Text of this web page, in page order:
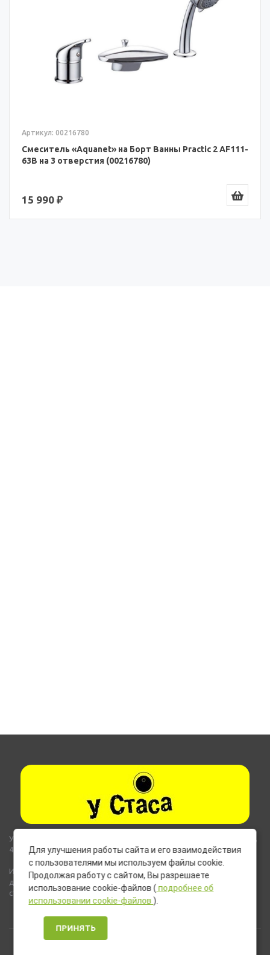
Артикул: 00216780
Смеситель «Aquanet» на Борт Ванны Practic 2 AF111-
63B на 3 отверстия (00216780)
15 990 ₽
Указанные на сайте цены не являются публичной офертой (ст.435,
437 ГК РФ).
Используемые на сайте изображения товаров могут включать
дополнительное оборудование и компоненты, не входящие в
стандартную комплектацию товара.
Для улучшения работы сайта и его взаимодействия
с пользователями мы используем файлы cookie.
Продолжая работу с сайтом, Вы разрешаете
использование cookie-файлов ( подробнее об
использовании cookie-файлов ).
ПРИНЯТЬ